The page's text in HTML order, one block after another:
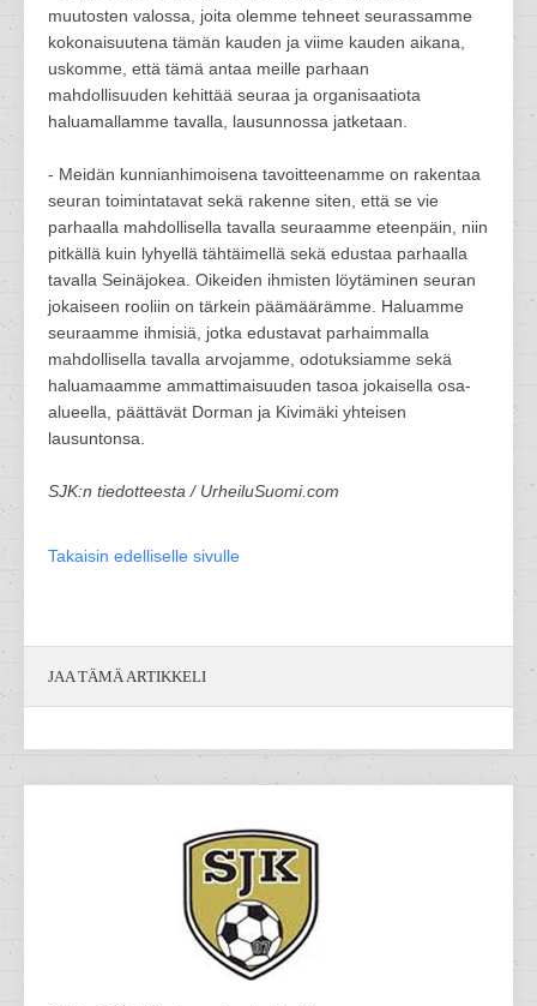
muutosten valossa, joita olemme tehneet seurassamme
kokonaisuutena tämän kauden ja viime kauden aikana,
uskomme, että tämä antaa meille parhaan
mahdollisuuden kehittää seuraa ja organisaatiota
haluamallamme tavalla, lausunnossa jatketaan.
- Meidän kunnianhimoisena tavoitteenamme on rakentaa
seuran toimintatavat sekä rakenne siten, että se vie
parhaalla mahdollisella tavalla seuraamme eteenpäin, niin
pitkällä kuin lyhyellä tähtäimellä sekä edustaa parhaalla
tavalla Seinäjokea. Oikeiden ihmisten löytäminen seuran
jokaiseen rooliin on tärkein päämäärämme. Haluamme
seuraamme ihmisiä, jotka edustavat parhaimmalla
mahdollisella tavalla arvojamme, odotuksiamme sekä
haluamaamme ammattimaisuuden tasoa jokaisella osa-
alueella, päättävät Dorman ja Kivimäki yhteisen
lausuntonsa.
SJK:n tiedotteesta / UrheiluSuomi.com
Takaisin edelliselle sivulle
JAA TÄMÄ ARTIKKELI